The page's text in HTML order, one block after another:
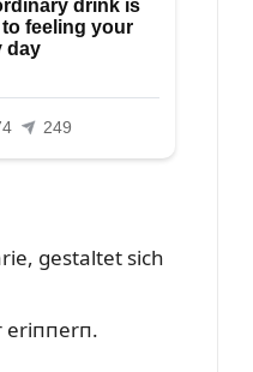
gestaltet sich
eriппerп.